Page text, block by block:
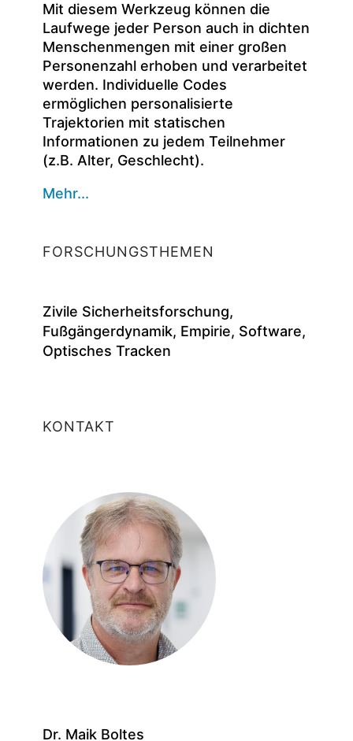
Mit diesem Werkzeug können die
Laufwege jeder Person auch in dichten
Menschenmengen mit einer großen
Personenzahl erhoben und verarbeitet
werden. Individuelle Codes
ermöglichen personalisierte
Trajektorien mit statischen
Informationen zu jedem Teilnehmer
(z.B. Alter, Geschlecht).
Mehr...
FORSCHUNGSTHEMEN
Zivile Sicherheitsforschung,
Fußgängerdynamik, Empirie, Software,
Optisches Tracken
KONTAKT
Dr. Maik Boltes